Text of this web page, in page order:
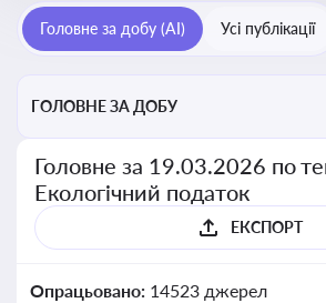
Головне за добу (AI) Усі публікації
ГОЛОВНЕ ЗА ДОБУ
Головне за 19.03.2026 по
Екологічний податок
ЕКСПОРТ
Опрацьовано: 14523 джерел